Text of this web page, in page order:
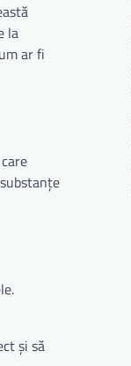
la
ar fi
și să